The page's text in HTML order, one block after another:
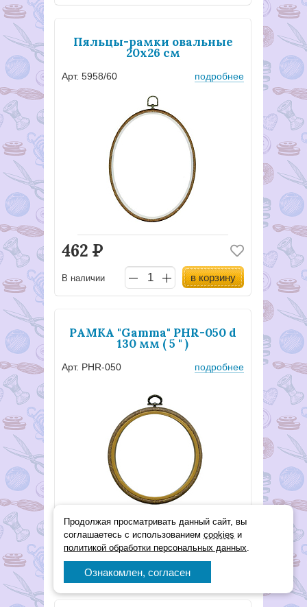
Пяльцы-рамки овальные
20x26 см
Арт. 5958/60 подробнее
462 Р
В наличии в корзину
РАМКА "Gamma" PHR-050 d
130 мм ( 5 " )
Арт. PHR-050 подробнее
231Р
В наличии
Продолжая просматривать данный сайт, вы
соглашаетесь с использованием cookies и
политикой обработки персональных данных.
Ознакомлен, согласен